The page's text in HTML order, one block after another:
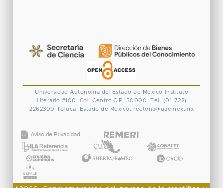
Universidad Autónoma del Estado de México
Instituto
Literario #100. Col. Centro C.P. 50000. Tel. (01-722)
2262300 Toluca, Estado de México. rectoria@uaemex.mx